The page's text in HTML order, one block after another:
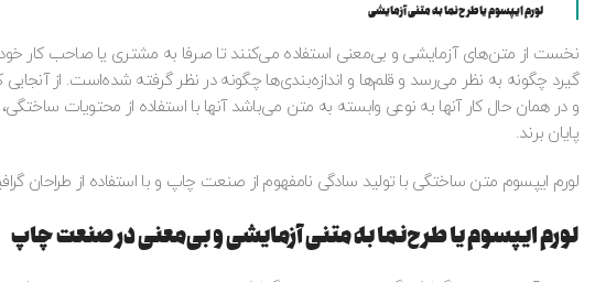
لورم ایپسوم یا طرح‌نما به متنی آزمایشی
نخست از متن‌های آزمایشی و بی‌معنی استفاده می‌کنند تا صرفا به مشتری یا صاحب کار
گیرد چگونه به نظر می‌رسد و قلم‌ها و اندازه‌بندی‌ها چگونه در نظر گرفته شده‌است. از
و در همان حال کار آنها به نوعی وابسته به متن می‌باشد آنها با استفاده از محتویات
پایان برند.
لورم ایپسوم متن ساختگی با تولید سادگی نامفهوم از صنعت چاپ و با استفاده از طراحان
لورم ایپسوم یا طرح‌نما به متنی آزمایشی و بی‌معنی در صنعت چاپ